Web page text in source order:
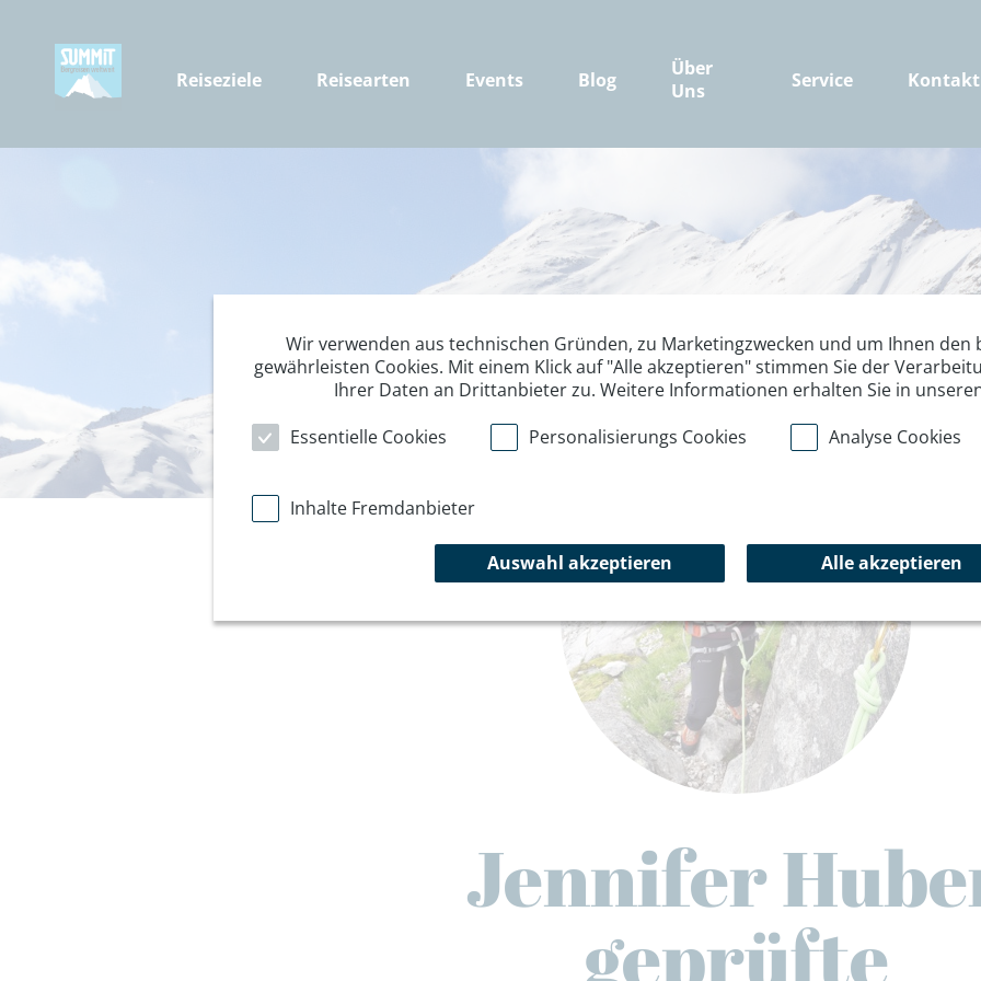
Reiseziele Reisearten Events Blog
Über
Uns
Service Kontakt
Jennifer
geprüfte
Wir verwenden aus technischen Gründen, zu Marketingzwecken und um Ihnen den
gewährleisten Cookies. Mit einem Klick auf "Alle akzeptieren" stimmen Sie der
Ihrer Daten an Drittanbieter zu. Weitere Informationen erhalten Sie in
Essentielle Cookies
Personalisierungs Cookies Analyse Cookies
Inhalte Fremdanbieter
Auswahl akzeptieren Alle akzeptieren